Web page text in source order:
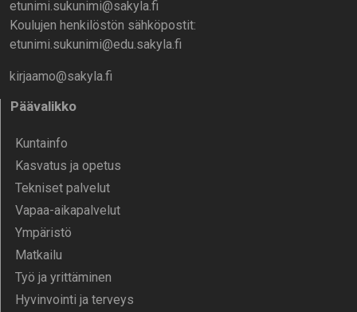
etunimi.sukunimi@sakyla.fi
Koulujen henkilöstön sähköpostit:
etunimi.sukunimi@edu.sakyla.fi
kirjaamo@sakyla.fi
Päävalikko
Kunta­info
Kasvatus ja opetus
Tekniset palvelut
Vapaa-aika­palvelut
Ympä­ristö
Mat­kailu
Työ ja yrittä­minen
Hyvinvointi ja terveys